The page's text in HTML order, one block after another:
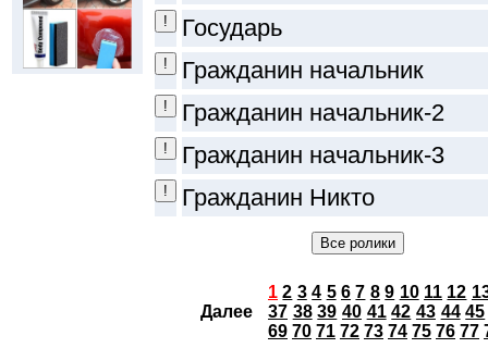
Государь
Гражданин начальник
Гражданин начальник-2
Гражданин начальник-3
Гражданин Никто
Далее
1 2 3 4 5 6 7 8 9 10 11 12
37 38 39 40 41 42 43 44 45
69 70 71 72 73 74 75 76 77